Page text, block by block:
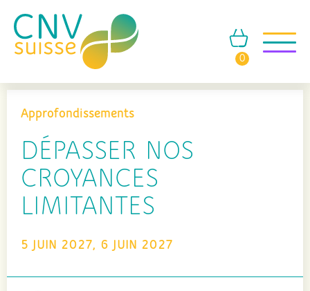
0
Approfondissements
DÉPASSER NOS
CROYANCES
LIMITANTES
5 JUIN 2027, 6 JUIN 2027